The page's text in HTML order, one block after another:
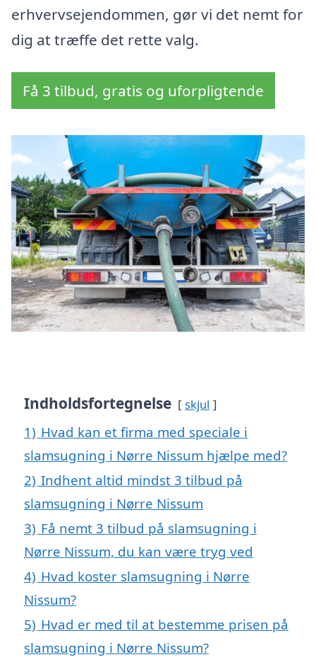
erhvervsejendommen, gør vi det nemt for
dig at træffe det rette valg.
Få 3 tilbud, gratis og uforpligtende
Indholdsfortegnelse skjul
1) Hvad kan et firma med speciale i
slamsugning i Nørre Nissum hjælpe med?
2) Indhent altid mindst 3 tilbud på
slamsugning i Nørre Nissum
3) Få nemt 3 tilbud på slamsugning i
Nørre Nissum, du kan være tryg ved
4) Hvad koster slamsugning i Nørre
Nissum?
5) Hvad er med til at bestemme prisen på
slamsugning i Nørre Nissum?